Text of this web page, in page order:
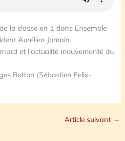
la classe en 1 dans Ensemble
Aurélien Jomain.
et l’actualité mouvementé du
Botton (Sébastien Felix-
Article suivant →